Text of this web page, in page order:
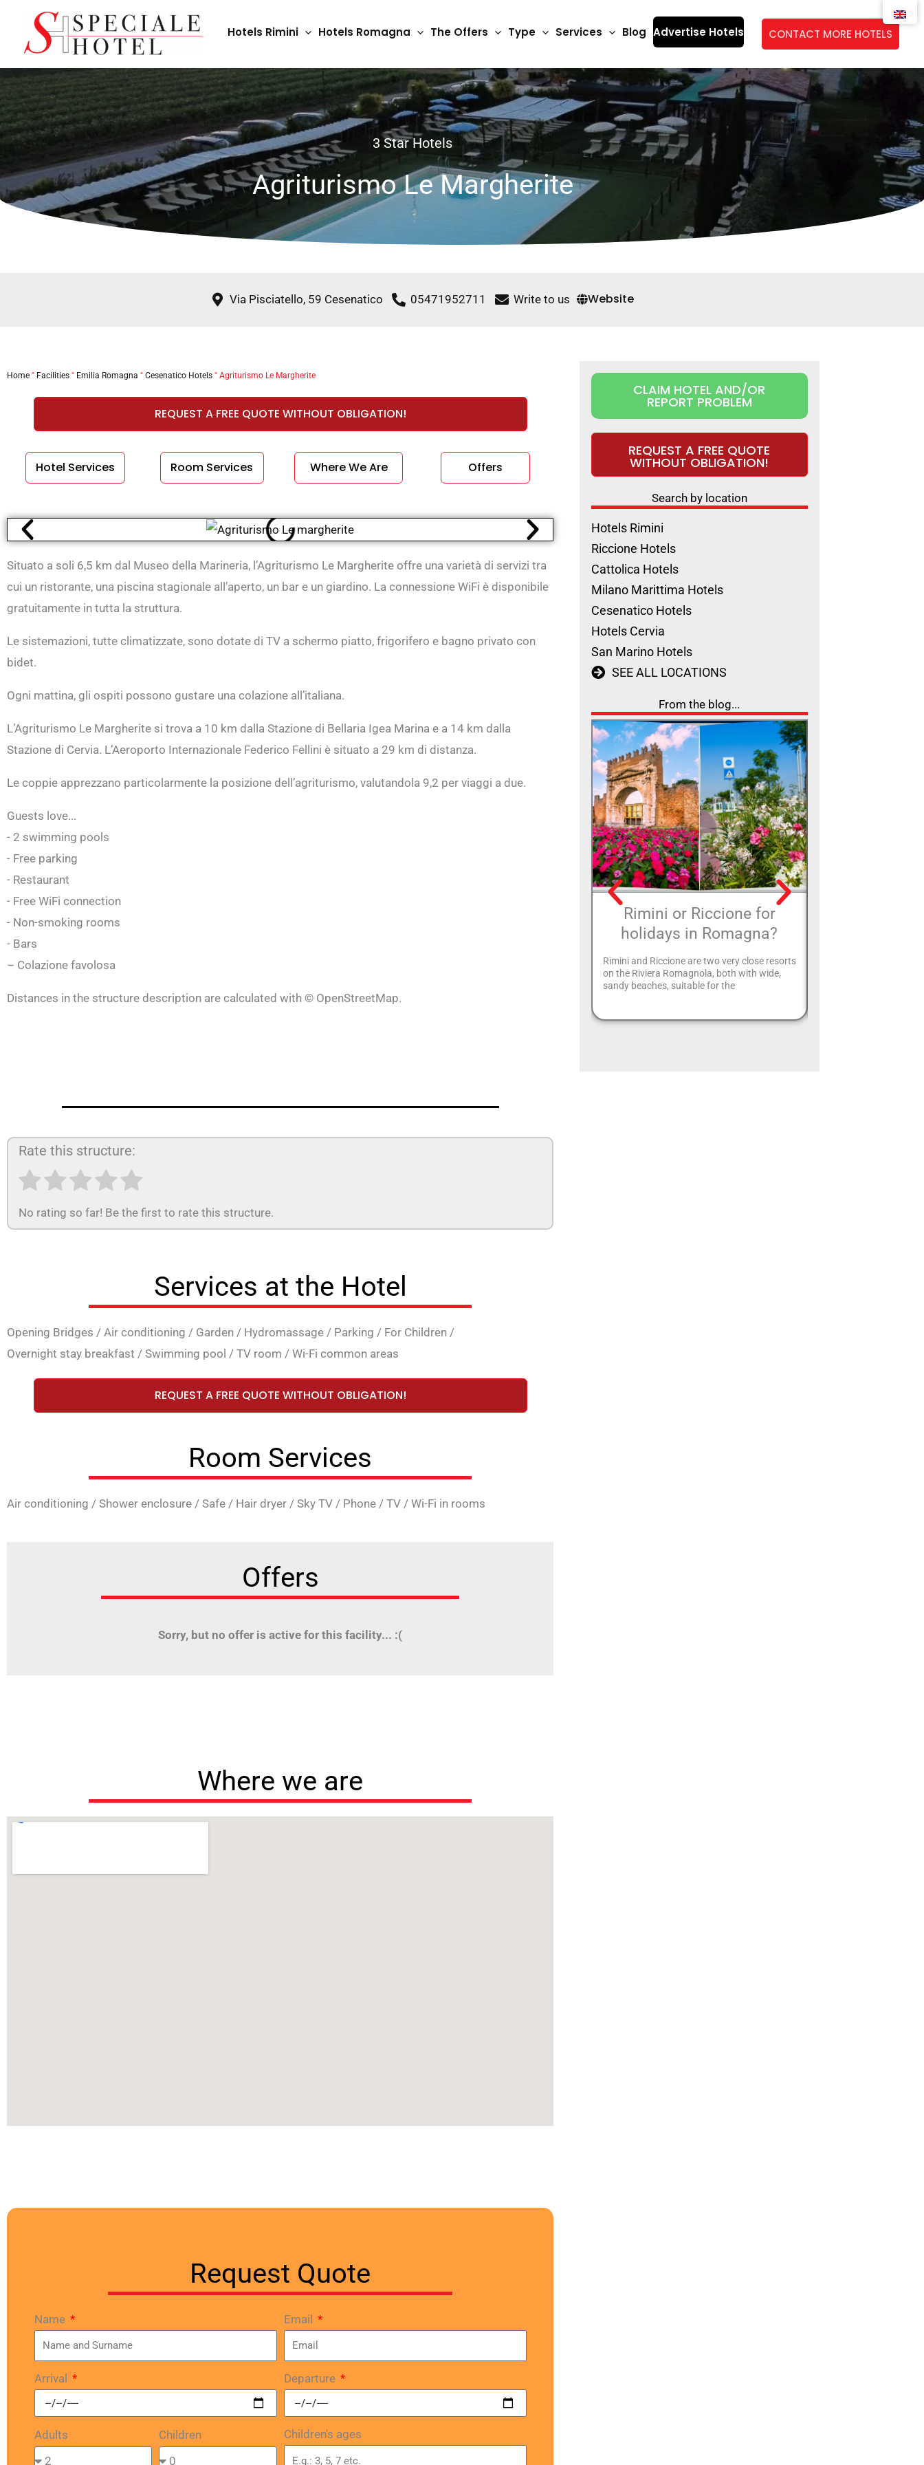
content
Hotels Rimini Hotels Romagna The Offers Type Services Blog Advertise Hotels CONTACT MORE HOTELS
3 Star Hotels
Agriturismo Le Margherite
Via Pisciatello, 59 Cesenatico 05471952711 Write to us Website
Home " Facilities " Emilia Romagna " Cesenatico Hotels " Agriturismo Le Margherite
REQUEST A FREE QUOTE WITHOUT OBLIGATION!
Hotel Services Room Services Where We Are Offers
Situato a soli 6,5 km dal Museo della Marineria, l’Agriturismo Le Margherite offre una varietà di servizi tra
cui un ristorante, una piscina stagionale all’aperto, un bar e un giardino. La connessione WiFi è disponibile
gratuitamente in tutta la struttura.
Le sistemazioni, tutte climatizzate, sono dotate di TV a schermo piatto, frigorifero e bagno privato con
bidet.
Ogni mattina, gli ospiti possono gustare una colazione all’italiana.
L’Agriturismo Le Margherite si trova a 10 km dalla Stazione di Bellaria Igea Marina e a 14 km dalla
Stazione di Cervia. L’Aeroporto Internazionale Federico Fellini è situato a 29 km di distanza.
Le coppie apprezzano particolarmente la posizione dell’agriturismo, valutandola 9,2 per viaggi a due.
Guests love...
- 2 swimming pools
- Free parking
- Restaurant
- Free WiFi connection
- Non-smoking rooms
- Bars
– Colazione favolosa
Distances in the structure description are calculated with © OpenStreetMap.
Rate this structure:
No rating so far! Be the first to rate this structure.
Services at the Hotel
Opening Bridges / Air conditioning / Garden / Hydromassage / Parking / For Children /
Overnight stay breakfast / Swimming pool / TV room / Wi-Fi common areas
REQUEST A FREE QUOTE WITHOUT OBLIGATION!
Room Services
Air conditioning / Shower enclosure / Safe / Hair dryer / Sky TV / Phone / TV / Wi-Fi in rooms
Offers
Sorry, but no offer is active for this facility... :(
Where we are
Request Quote
Name Email
Arrival Departure
Adults Children Children's ages
CLAIM HOTEL AND/OR
REPORT PROBLEM
REQUEST A FREE QUOTE
WITHOUT OBLIGATION!
Search by location
Hotels Rimini
Riccione Hotels
Cattolica Hotels
Milano Marittima Hotels
Cesenatico Hotels
Hotels Cervia
San Marino Hotels
SEE ALL LOCATIONS
From the blog...
Rimini or Riccione for
holidays in Romagna?
Rimini and Riccione are two very close resorts
on the Riviera Romagnola, both with wide,
sandy beaches, suitable for the